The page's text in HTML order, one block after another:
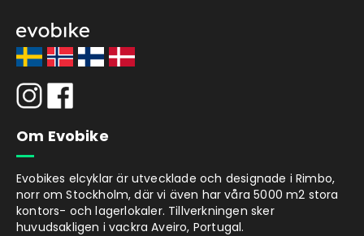
Om Evobike
Evobikes elcyklar är utvecklade och designade i Rimbo,
norr om Stockholm, där vi även har våra 5000 m2 stora
kontors- och lagerlokaler. Tillverkningen sker
huvudsakligen i vackra Aveiro, Portugal.